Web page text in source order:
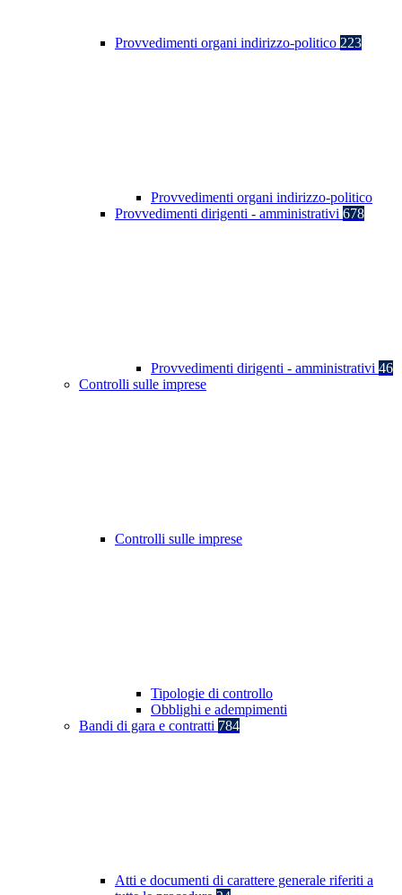
Provvedimenti organi indirizzo-politico 223
Provvedimenti organi indirizzo-politico
Provvedimenti dirigenti - amministrativi 678
Provvedimenti dirigenti - amministrativi 46
Controlli sulle imprese
Controlli sulle imprese
Tipologie di controllo
Obblighi e adempimenti
Bandi di gara e contratti 784
Atti e documenti di carattere generale riferiti a